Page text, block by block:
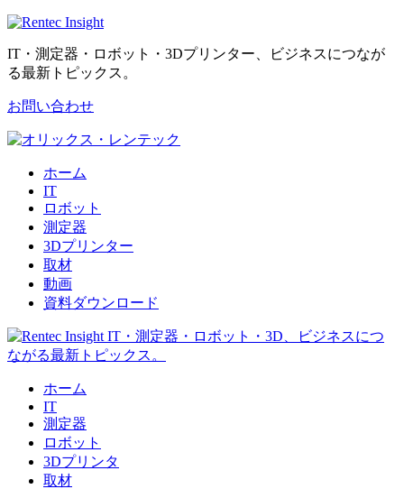
IT・測定器・ロボット・3Dプリンター、ビジネスにつなが
る最新トピックス。
お問い合わせ
ホーム
IT
ロボット
測定器
3Dプリンター
取材
動画
資料ダウンロード
ホーム
IT
測定器
ロボット
3Dプリンタ
取材